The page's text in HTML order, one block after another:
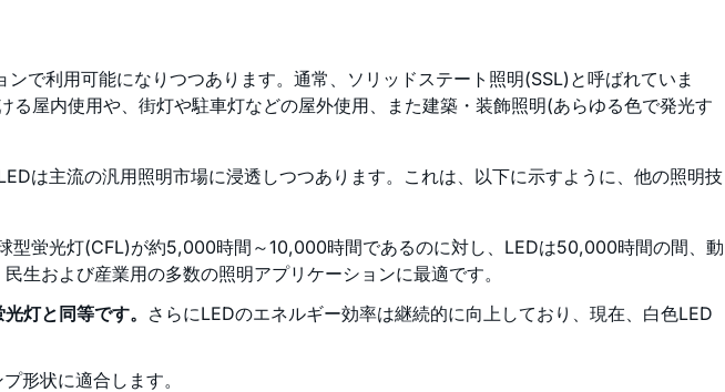
で利用可能になりつつあります。通常、ソリッドステート照明(SSL)と呼ばれていま
屋内使用や、街灯や駐車灯などの屋外使用、また建築・装飾照明(あらゆる色で発光す
は主流の汎用照明市場に浸透しつつあります。これは、以下に示すように、他の照明技
型蛍光灯(CFL)が約5,000時間～10,000時間であるのに対し、LEDは50,000時間の間、動
生および産業用の多数の照明アプリケーションに最適です。
灯と同等です。 さらにLEDのエネルギー効率は継続的に向上しており、現在、白色LED
形状に適合します。